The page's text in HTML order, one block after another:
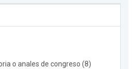
o anales de congreso (8)